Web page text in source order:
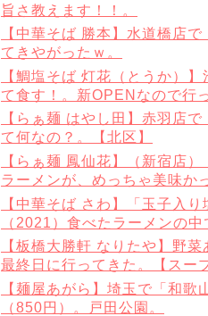
旨さ教えます！！。
【中華そば 勝本】水道橋店
てきやがったｗ。
【鯛塩そば 灯花（とうか）
て食す！。新OPENなので行
【らぁ麺 はやし田】赤羽店
て何なの？。【北区】
【らぁ麺 鳳仙花】（新宿店
ラーメンが、めっちゃ美味か
【中華そば さわ】「玉子入
（2021）食べたラーメンの
【板橋大勝軒 なりたや】野
最終日に行ってきた。【スー
【麺屋あがら】埼玉で「和
（850円）。戸田公園。